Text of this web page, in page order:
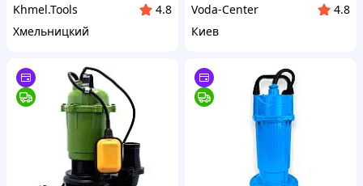
Khmel.Tools
4.8
Хмельницкий
Voda-Center
4.8
Киев